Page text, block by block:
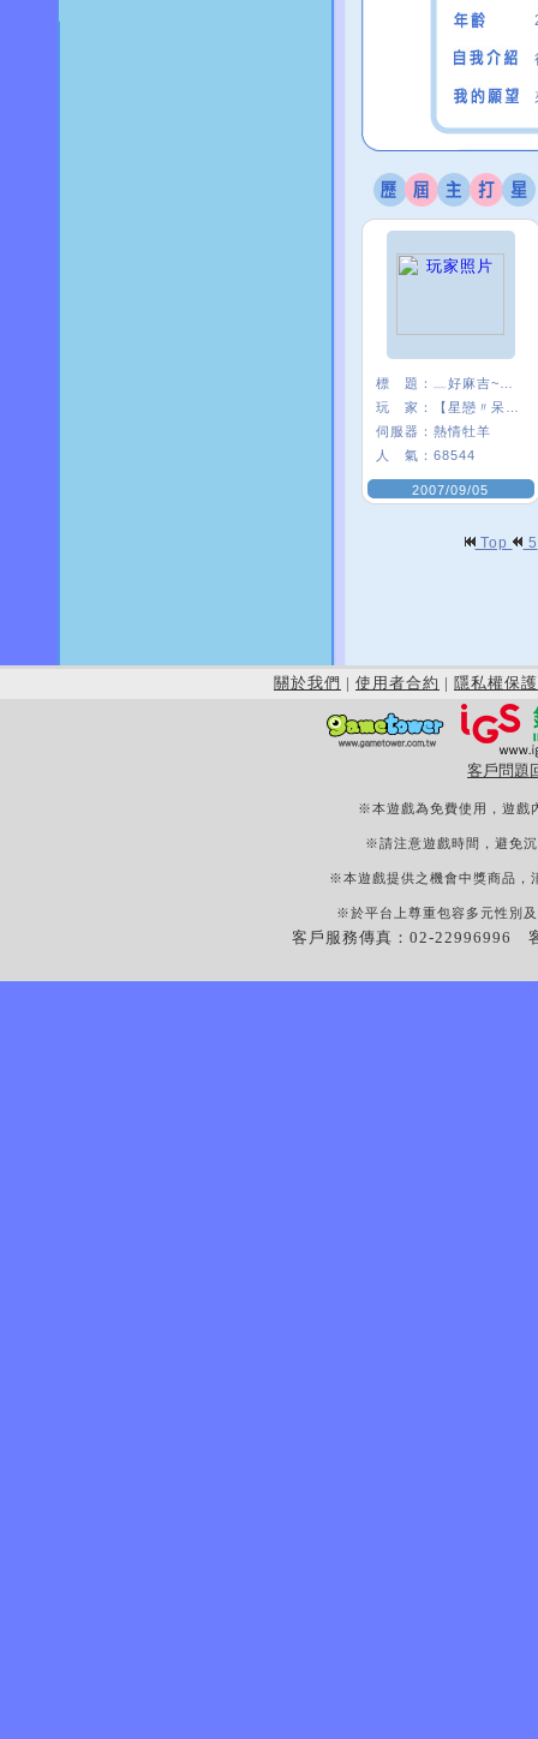
標 題：
玩 家：
伺服器： 熱情牡羊
人 氣： 68544
2007/09/05
Top 5
關於我們 | 使用者合約 | 隱私權保護
客戶問題
※本遊戲為免費使用，遊戲
※請注意遊戲時間，避免
※本遊戲提供之機會中獎商品，
※於平台上尊重包容多元性別
客戶服務傳真：02-22996996